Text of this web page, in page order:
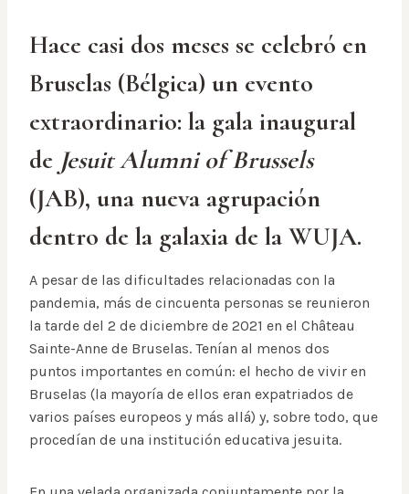
Hace casi dos meses se celebró en
Bruselas (Bélgica) un evento
extraordinario: la gala inaugural
de Jesuit Alumni of Brussels
(JAB), una nueva agrupación
dentro de la galaxia de la WUJA.
A pesar de las dificultades relacionadas con la
pandemia, más de cincuenta personas se reunieron
la tarde del 2 de diciembre de 2021 en el Château
Sainte-Anne de Bruselas. Tenían al menos dos
puntos importantes en común: el hecho de vivir en
Bruselas (la mayoría de ellos eran expatriados de
varios países europeos y más allá) y, sobre todo, que
procedían de una institución educativa jesuita.